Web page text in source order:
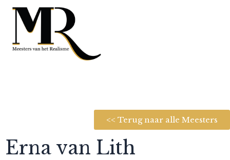
<< Terug naar alle Meesters
Erna van Lith